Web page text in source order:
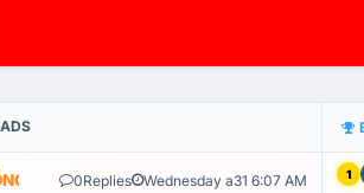
VLIKE.VN: HỆ THỐNG GIÁM SÁT TỰ
0Replies Wednesday a31 6:07 AM 1